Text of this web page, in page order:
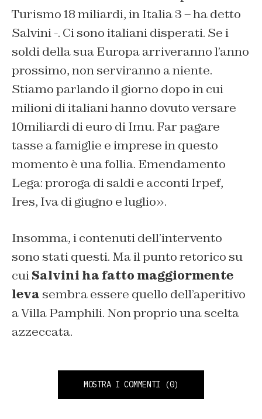
Turismo 18 miliardi, in Italia 3 – ha detto
Salvini -. Ci sono italiani disperati. Se i
soldi della sua Europa arriveranno l’anno
prossimo, non serviranno a niente.
Stiamo parlando il giorno dopo in cui
milioni di italiani hanno dovuto versare
10miliardi di euro di Imu. Far pagare
tasse a famiglie e imprese in questo
momento è una follia. Emendamento
Lega: proroga di saldi e acconti Irpef,
Ires, Iva di giugno e luglio».
Insomma, i contenuti dell’intervento
sono stati questi. Ma il punto retorico su
cuiSalvini ha fatto maggiormente
leva sembra essere quello dell’aperitivo
a Villa Pamphili. Non proprio una scelta
azzeccata.
MOSTRA I COMMENTI (0)